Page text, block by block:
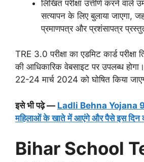
लिखित परीक्षा उत्तीर्ण करने वाले
सत्यापन के लिए बुलाया जाएगा,
प्रमाणपत्र और प्रशंसापत्र
TRE 3.0 परीक्षा का एडमिट कार्ड परीक्षा
की आधिकारिक वेबसाइट पर उपलब्ध होगा।
22-24 मार्च 2024 को घोषित किया
इसे भी पढ़े — Ladli Behna Yojana
महिलाओं के खाते में आएंगे और पैसे इस दिन
Bihar School